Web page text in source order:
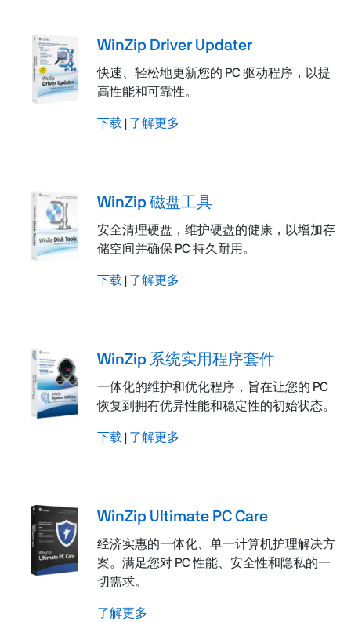
WinZip Driver Updater
快速、轻松地更新您的 PC 驱动程序，以提
高性能和可靠性。
下载 了解更多
WinZip 磁盘工具
安全清理硬盘，维护硬盘的健康，以增加存
储空间并确保 PC 持久耐用。
下载 了解更多
WinZip 系统实用程序套件
一体化的维护和优化程序，旨在让您的 PC
恢复到拥有优异性能和稳定性的初始状态。
下载 了解更多
WinZip Ultimate PC Care
经济实惠的一体化、单一计算机护理解决方
案。满足您对 PC 性能、安全性和隐私的一
切需求。
了解更多